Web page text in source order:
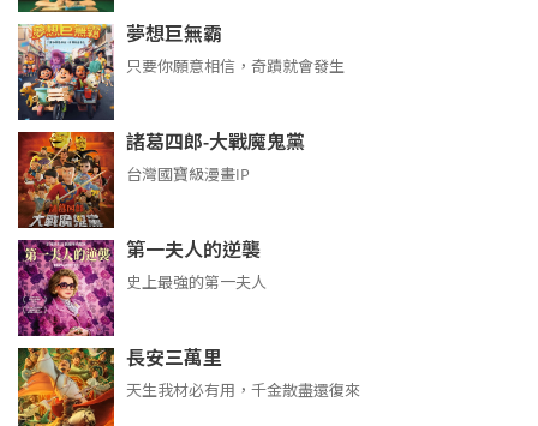
夢想巨無霸
只要你願意相信，奇蹟就會發生
諸葛四郎-大戰魔鬼黨
台灣國寶級漫畫IP
第一夫人的逆襲
史上最強的第一夫人
長安三萬里
天生我材必有用，千金散盡還復來